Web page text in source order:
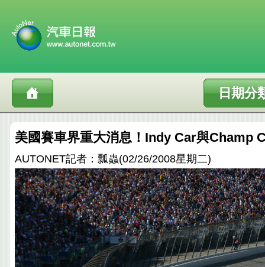
日期分
美國賽車界重大消息！Indy Car與Champ
AUTONET記者：瓢蟲(02/26/2008星期二)